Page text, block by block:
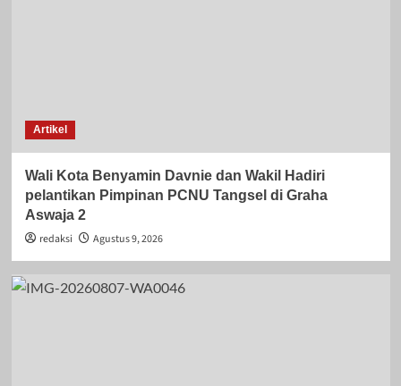
Artikel
Wali Kota Benyamin Davnie dan Wakil Hadiri
pelantikan Pimpinan PCNU Tangsel di Graha
Aswaja 2
redaksi
Agustus 9, 2026